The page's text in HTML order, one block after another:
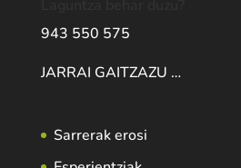
943 550 575
JARRAI GAITZAZU …
Sarrerak erosi